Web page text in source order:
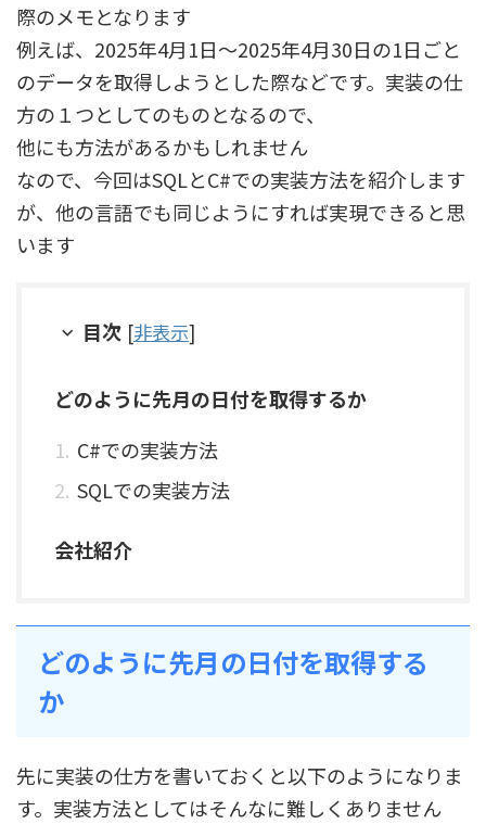
際のメモとなります
例えば、2025年4月1日～2025年4月30日の1日ごと
のデータを取得しようとした際などです。実装の仕
方の１つとしてのものとなるので、
他にも方法があるかもしれません
なので、今回はSQLとC#での実装方法を紹介します
が、他の言語でも同じようにすれば実現できると思
います
目次 [非表示]
どのように先月の日付を取得するか
C#での実装方法
SQLでの実装方法
会社紹介
どのように先月の日付を取得する
か
先に実装の仕方を書いておくと以下のようになりま
す。実装方法としてはそんなに難しくありません